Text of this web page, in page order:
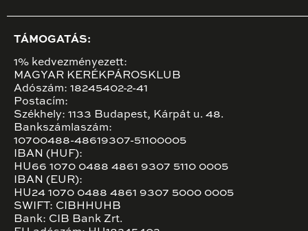
TÁMOGATÁS:
1% kedvezményezett:
MAGYAR KERÉKPÁROSKLUB
Adószám: 18245402-2-41
Postacím:
Székhely: 1133 Budapest, Kárpát u. 48.
Bankszámlaszám:
10700488-48619307-51100005
IBAN (HUF):
HU66 1070 0488 4861 9307 5110 0005
IBAN (EUR):
HU24 1070 0488 4861 9307 5000 0005
SWIFT: CIBHHUHB
Bank: CIB Bank Zrt.